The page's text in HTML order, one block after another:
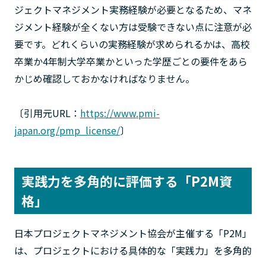
ジェクトマネジメント実務経験が必要となるため、マネ
ジメント経験が全くない方は受験できない点に注意が必
要です。どれくらいの実務経験が求められるかは、高校
卒業か4年制大学卒業かといった学歴ごとの要件をあら
かじめ確認しておかなければなりません。
〔引用元URL： https://www.pmi-
japan.org/pmp_license/〕
実践力を多角的に評価する「P2M資
格」
日本プロジェクトマネジメント協会が主催する「P2M」
は、プロジェクトにおける具体的な「実践力」を多角的